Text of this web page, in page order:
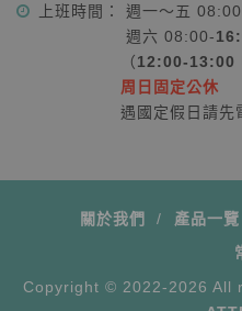
上班時間： 週一～五
週六 08:00-
（12:00-13:00
周日固定公休
遇國定假日請先電
關於我們 產品一覽
Copyright © 2022-2026 All